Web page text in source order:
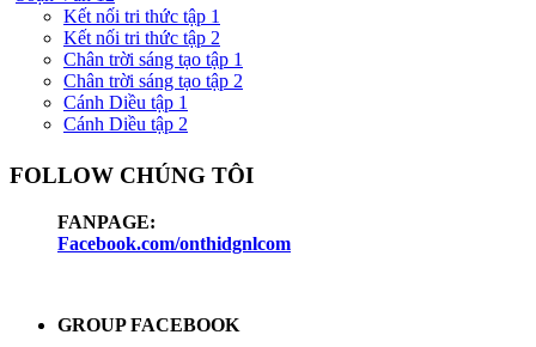
Kết nối tri thức tập 1
Kết nối tri thức tập 2
Chân trời sáng tạo tập 1
Chân trời sáng tạo tập 2
Cánh Diều tập 1
Cánh Diều tập 2
FOLLOW CHÚNG TÔI
FANPAGE:
Facebook.com/onthidgnlcom
GROUP FACEBOOK